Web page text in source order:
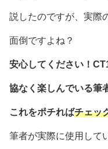
説したのですが、実際
面倒ですよね？
安心してください！
協なく楽しんでいる筆
これをポチればチェッ
筆者が実際に使用して